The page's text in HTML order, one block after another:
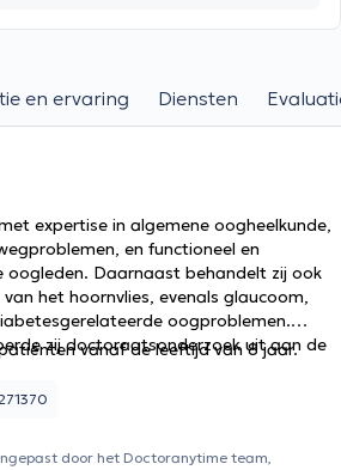
en ervaring Diensten
expertise in algemene oogheelkunde,
en functioneel en
oogleden. Daarnaast behandelt zij ook
het hoornvlies, evenals glaucoom,
oogproblemen.
zij doctoraatsonderzoek uit aan de
ervaring in het buitenland.
vanaf de leeftijd van 8 jaar.
door het Doctoranytime team,